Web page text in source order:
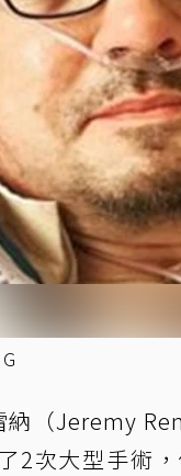
（Jeremy
2次大型手術